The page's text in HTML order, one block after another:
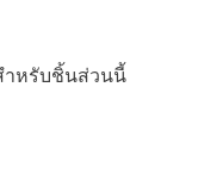
ำหรับชิ้นส่วนนี้